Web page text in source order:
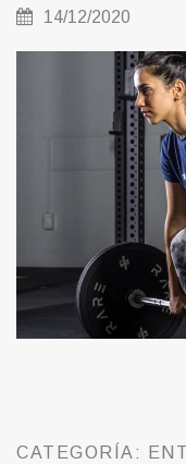
14/12/2020
CATEGORÍA: